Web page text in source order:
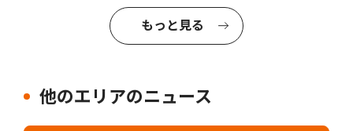
もっと見る
他のエリアのニュース